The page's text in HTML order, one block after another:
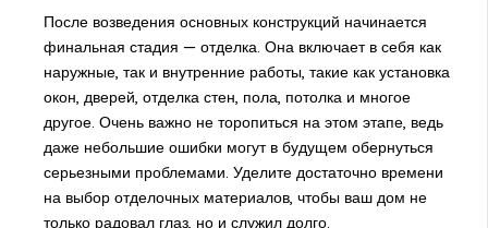
После возведения основных конструкций начинается
финальная стадия — отделка. Она включает в себя как
наружные, так и внутренние работы, такие как установка
окон, дверей, отделка стен, пола, потолка и многое
другое. Очень важно не торопиться на этом этапе, ведь
даже небольшие ошибки могут в будущем обернуться
серьезными проблемами. Уделите достаточно времени
на выбор отделочных материалов, чтобы ваш дом не
только радовал глаз, но и служил долго.